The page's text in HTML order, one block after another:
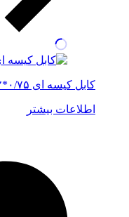
کابل کیسه ای ۰/۷۵*۲ پرتو الکتریک
اطلاعات بیشتر